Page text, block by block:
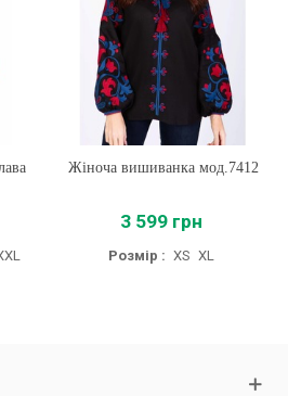
Жіноча вишиванка мод.7412
3 599 грн
Розмір : XS XL